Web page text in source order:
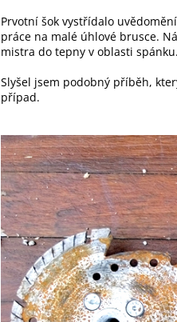
Prvotní šok vystřídalo
práce na malé úhlové brusce.
mistra do tepny v oblasti spánku.
Slyšel jsem podobný příběh,
případ.